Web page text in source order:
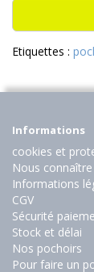
Etiquettes :
Informations
cookies et
Nous connaître
Informations
CGV
Sécurité
Stock et délai
Nos pochoirs
Pour faire un